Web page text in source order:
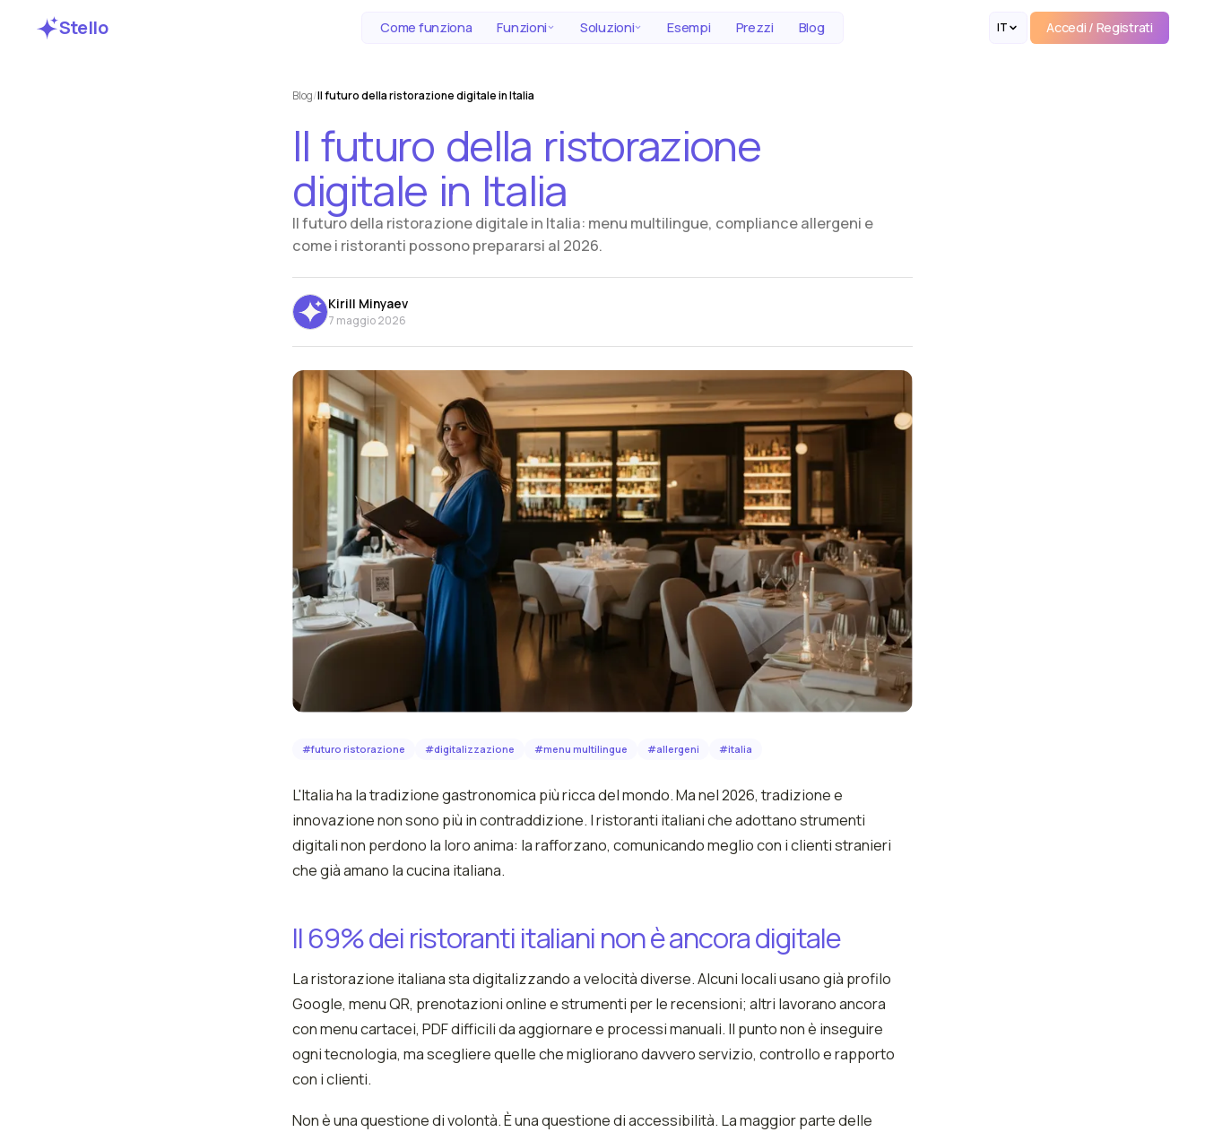
Stello Come funziona Funzioni Soluzioni Esempi Prezzi Blog IT
Accedi / Registrati
Accedi / Registrati
Blog/Il futuro della ristorazione digitale in Italia
Il futuro della ristorazione
digitale in Italia
Il futuro della ristorazione digitale in Italia: menu multilingue, compliance allergeni e
come i ristoranti possono prepararsi al 2026.
Kirill Minyaev
7 maggio 2026
#futuro ristorazione #digitalizzazione #menu multilingue #allergeni #italia
L'Italia ha la tradizione gastronomica più ricca del mondo. Ma nel 2026, tradizione e
innovazione non sono più in contraddizione. I ristoranti italiani che adottano strumenti
digitali non perdono la loro anima: la rafforzano, comunicando meglio con i clienti stranieri
che già amano la cucina italiana.
Il 69% dei ristoranti italiani non è ancora digitale
La ristorazione italiana sta digitalizzando a velocità diverse. Alcuni locali usano già profilo
Google, menu QR, prenotazioni online e strumenti per le recensioni; altri lavorano ancora
con menu cartacei, PDF difficili da aggiornare e processi manuali. Il punto non è inseguire
ogni tecnologia, ma scegliere quelle che migliorano davvero servizio, controllo e rapporto
con i clienti.
Non è una questione di volontà. È una questione di accessibilità. La maggior parte delle